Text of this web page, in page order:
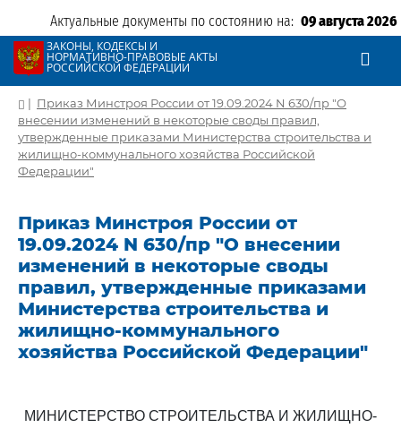
Актуальные документы по состоянию на: 09 августа 2026
ЗАКОНЫ, КОДЕКСЫ И
НОРМАТИВНО-ПРАВОВЫЕ АКТЫ
РОССИЙСКОЙ ФЕДЕРАЦИИ
| Приказ Минстроя России от 19.09.2024 N 630/пр "О
внесении изменений в некоторые своды правил,
утвержденные приказами Министерства строительства и
жилищно-коммунального хозяйства Российской
Федерации"
Приказ Минстроя России от
19.09.2024 N 630/пр "О внесении
изменений в некоторые своды
правил, утвержденные приказами
Министерства строительства и
жилищно-коммунального
хозяйства Российской Федерации"
МИНИСТЕРСТВО СТРОИТЕЛЬСТВА И ЖИЛИЩНО-